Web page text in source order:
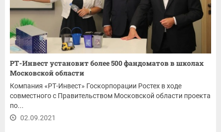
РТ-Инвест установит более 500 фандоматов в школах
Московской области
Компания «РТ-Инвест» Госкорпорации Ростех в ходе
совместного с Правительством Московской области проекта
по...
02.09.2021